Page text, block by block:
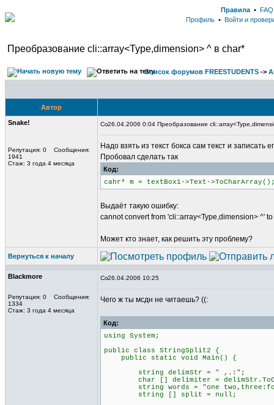
Правила • FAQ
Профиль • Войти и
Преобразование cli::array<Type,dimension> ^ в char*
Список форумов FREESTUDENTS ->
Автор
Snake!
Репутация: 0 Сообщения:
1941
Стаж: 3 года 4 месяца
26.04.2006 0:04 Преобразование
Надо взять из текст бокса сам текст и записать
Пробовал сделать так
Код:
cahr* m = textBox1->Text-
Выдаёт такую ошибку:
cannot convert from 'cli::array<Type,dimension> ^'
Может кто знает, как решить эту проблему?
Вернуться к началу
Blackmore
Репутация: 0 Сообщения:
1334
Стаж: 3 года 4 месяца
26.04.2006 10:25
Чего ж ты мсдн не читаешь? ((:
Код:
using System;
public class StringSplit2 {
public static void Main() {
string delimStr = " ,.:";
char [] delimiter =
string words = "one
string [] split = null;